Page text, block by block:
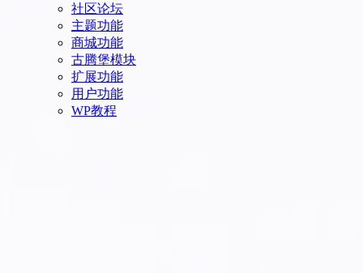
社区论坛
主题功能
商城功能
古腾堡模块
扩展功能
用户功能
WP教程